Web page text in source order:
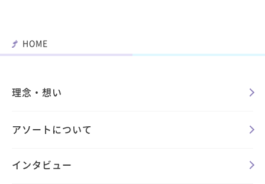
HOME
理念・想い
アソートについて
インタビュー